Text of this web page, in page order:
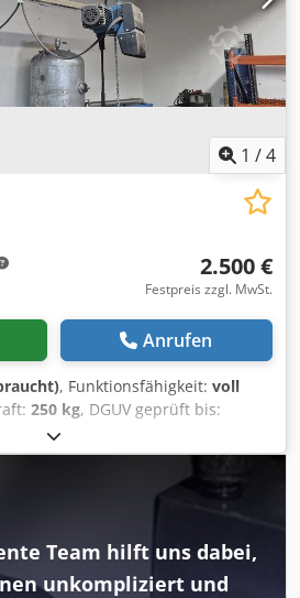
1 /4
2.500 €
Festpreis zzgl. MwSt.
Anrufen
, Funktionsfähigkeit: voll
250 kg, DGUV geprüft bis:
Dokumentation/Handbuch
DEMAG KBK Kranarm
GmbH Typ: KBK Codpfxozrp Eko
kg Baujahr: Fabriknummer:
schreiben Sie uns gerne eine
an.
Team hilft uns dabei,
unkompliziert und